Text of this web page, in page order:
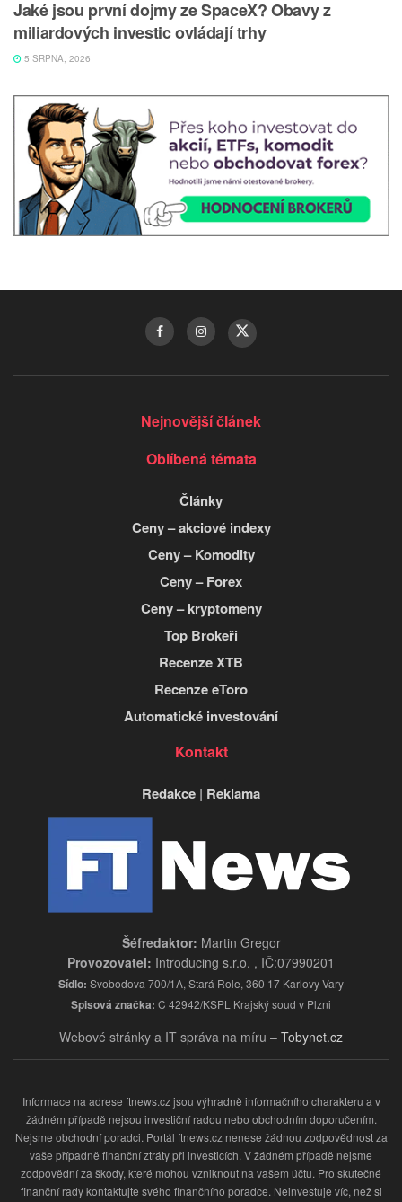
Jaké jsou první dojmy ze SpaceX? Obavy z
miliardových investic ovládají trhy
5 SRPNA, 2026
Nejnovější článek
Oblíbená témata
Články
Ceny – akciové indexy
Ceny – Komodity
Ceny – Forex
Ceny – kryptomeny
Top Brokeři
Recenze XTB
Recenze eToro
Automatické investování
Kontakt
Redakce | Reklama
Šéfredaktor: Martin Gregor
Provozovatel: Introducing s.r.o. , IČ:07990201
Sídlo: Svobodova 700/1A, Stará Role, 360 17 Karlovy Vary
Spisová značka: C 42942/KSPL Krajský soud v Plzni
Webové stránky a IT správa na míru – Tobynet.cz
Informace na adrese ftnews.cz jsou výhradně informačního charakteru a v
žádném případě nejsou investiční radou nebo obchodním doporučením.
Nejsme obchodní poradci. Portál ftnews.cz nenese žádnou zodpovědnost za
vaše případně finanční ztráty při investicích. V žádném případě nejsme
zodpovědní za škody, které mohou vzniknout na vašem účtu. Pro skutečné
finanční rady kontaktujte svého finančního poradce. Neinvestuje víc, než si